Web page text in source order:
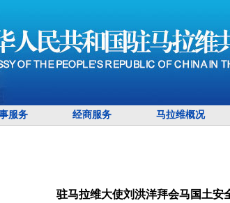
服务 经商服务 马拉维概况
驻马拉维大使刘洪洋拜会马国土安